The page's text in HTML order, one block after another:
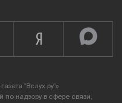
"Вслух.ру"»
по надзору в сфере связи,